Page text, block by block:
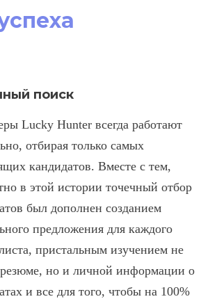
поиск
Lucky Hunter всегда работают
отбирая только самых
кандидатов. Вместе с тем,
в этой истории точечный отбор
был дополнен созданием
предложения для каждого
пристальным изучением не
резюме, но и личной информации о
и все для того, чтобы на 100%